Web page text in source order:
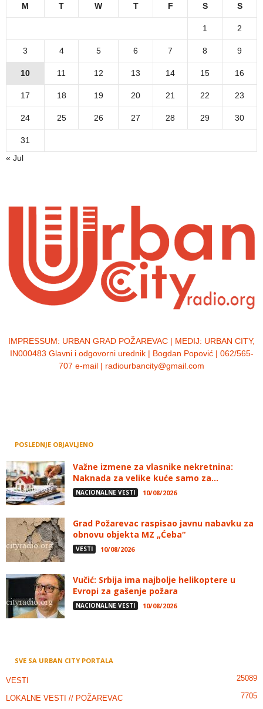
M T W T F S S
1 2
3 4 5 6 7 8 9
10 11 12 13 14 15 16
17 18 19 20 21 22 23
24 25 26 27 28 29 30
31
« Jul
IMPRESSUM: URBAN GRAD POŽAREVAC | MEDIJ: URBAN CITY,
IN000483 Glavni i odgovorni urednik | Bogdan Popović | 062/565-
707 e-mail | radiourbancity@gmail.com
POSLEDNJE OBJAVLJENO
Važne izmene za vlasnike nekretnina:
Naknada za velike kuće samo za...
NACIONALNE VESTI 10/08/2026
Grad Požarevac raspisao javnu nabavku za
obnovu objekta MZ „Ćeba“
VESTI 10/08/2026
Vučić: Srbija ima najbolje helikoptere u
Evropi za gašenje požara
NACIONALNE VESTI 10/08/2026
SVE SA URBAN CITY PORTALA
VESTI 25089
LOKALNE VESTI // POŽAREVAC 7705